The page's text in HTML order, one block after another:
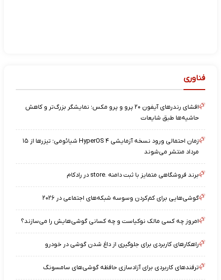
فناوری
افشای رندرهای آیفون ۲۰ پرو و پرو مکس؛ نمایشگر بزرگ‌تر و کاهش
حاشیه‌ها طبق شایعات
زمان احتمالی ورود نسخه آزمایشی HyperOS ۴ شیائومی؛ تیزرها از ۱۵
مرداد منتشر می‌شوند
برند فروشگاهی متمایز با ثبت دامنه .store در رادکام
گوشی‌هایی برای کم‌کردن وسوسه شبکه‌های اجتماعی در ۲۰۲۶
امروز چه کسی مالک نوکیاست و چه کسانی گوشی‌هایش را می‌سازند؟
راهکارهای کاربردی برای جلوگیری از داغ شدن گوشی در خودرو
ترفندهای کاربردی برای آزادسازی حافظه گوشی‌های سامسونگ